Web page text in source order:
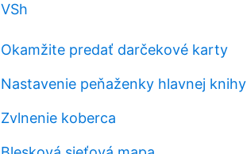
VSh
Okamžite predať darčekové karty
Nastavenie peňaženky hlavnej knihy
Zvlnenie koberca